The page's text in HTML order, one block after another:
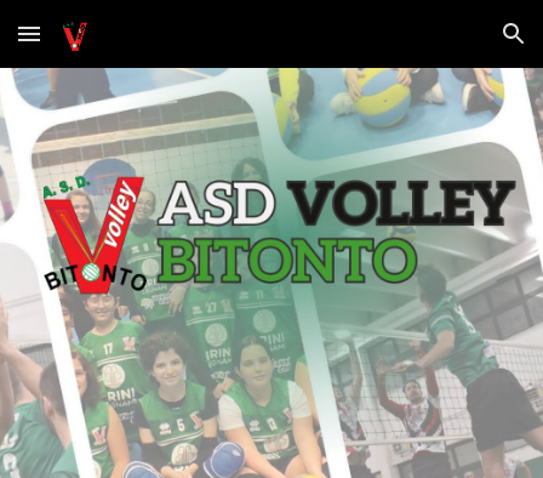
Skip to main content Skip to navigation